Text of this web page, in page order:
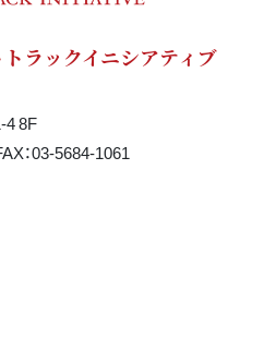
ラックイニシアティブ
8F
：03-5684-1061